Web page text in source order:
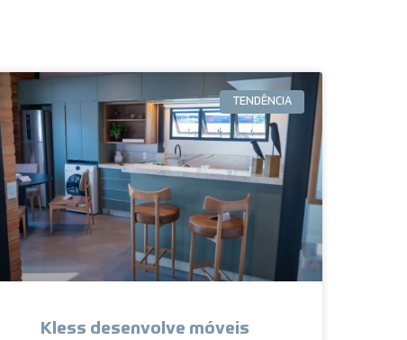
TENDÊNCIA
Kless desenvolve móveis